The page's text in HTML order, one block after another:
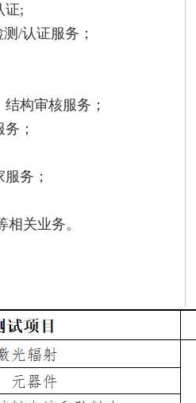
证;
/认证服务；
构审核服务；
；
务；
相关业务。